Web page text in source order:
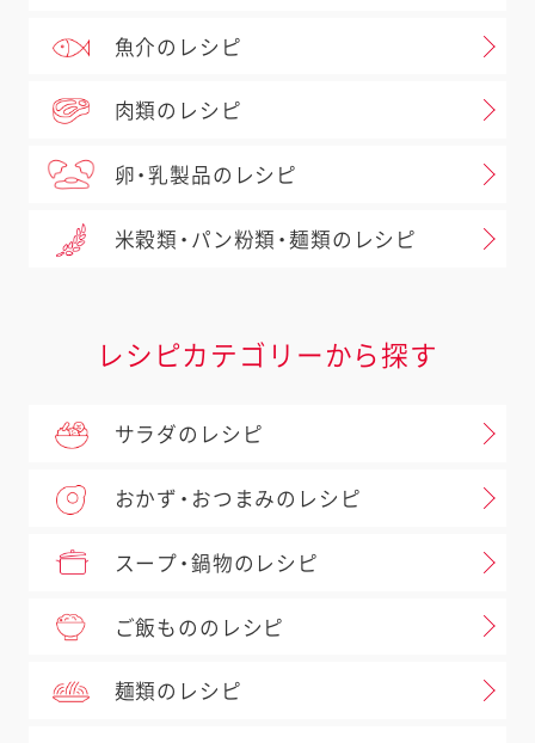
魚介のレシピ
肉類のレシピ
卵・乳製品のレシピ
米穀類・パン粉類・麺類のレシピ
レシピカテゴリーから探す
サラダのレシピ
おかず・おつまみのレシピ
スープ・鍋物のレシピ
ご飯もののレシピ
麺類のレシピ